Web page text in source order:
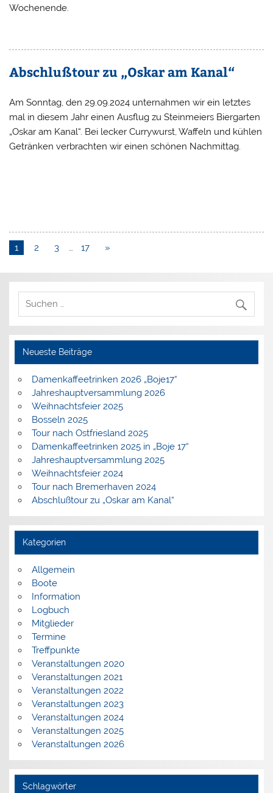
Wochenende.
Abschlußtour zu „Oskar am Kanal“
Am Sonntag, den 29.09.2024 unternahmen wir ein letztes
mal in diesem Jahr einen Ausflug zu Steinmeiers Biergarten
„Oskar am Kanal“. Bei lecker Currywurst, Waffeln und kühlen
Getränken verbrachten wir einen schönen Nachmittag.
1 2 3 … 17 »
Neueste Beiträge
Damenkaffeetrinken 2026 „Boje17“
Jahreshauptversammlung 2026
Weihnachtsfeier 2025
Bosseln 2025
Tour nach Ostfriesland 2025
Damenkaffeetrinken 2025 in „Boje 17“
Jahreshauptversammlung 2025
Weihnachtsfeier 2024
Tour nach Bremerhaven 2024
Abschlußtour zu „Oskar am Kanal“
Kategorien
Allgemein
Boote
Information
Logbuch
Mitglieder
Termine
Treffpunkte
Veranstaltungen 2020
Veranstaltungen 2021
Veranstaltungen 2022
Veranstaltungen 2023
Veranstaltungen 2024
Veranstaltungen 2025
Veranstaltungen 2026
Schlagwörter